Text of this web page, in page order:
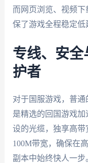
而网页浏览、视频
保了游戏全程稳定低
专线、安全
护者
对于国服游戏，普
是精选的回国游戏
设的光缆，独享高
100M带宽，确保在
副本中始终快人一步